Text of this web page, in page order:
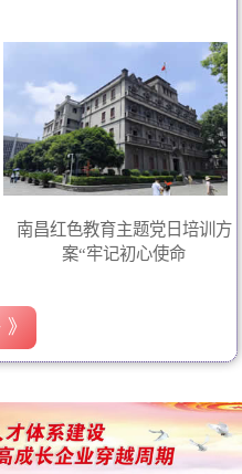
南昌红色教育主题党日培训方
案“牢记初心使命